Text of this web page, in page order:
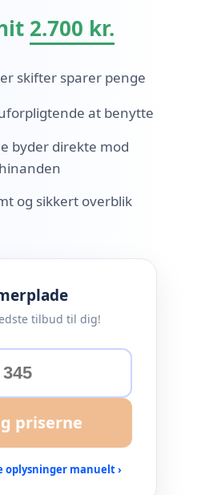
2.700 kr.
skifter sparer penge
at benytte
byder direkte mod
hinanden
og sikkert overblik
tilbud til dig!
priserne
oplysninger manuelt ›